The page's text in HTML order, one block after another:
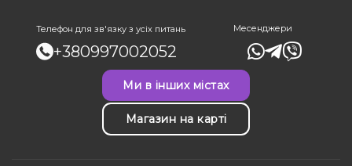
Телефон для зв'язку з усіх питань
+380997002052
Месенджери
Ми в інших містах
Магазин на карті